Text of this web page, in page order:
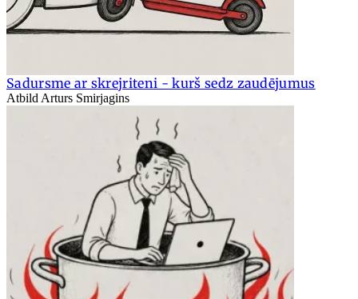
Sadursme ar skrejriteni - kurš sedz zaudējumus
Atbild Arturs Smirjagins